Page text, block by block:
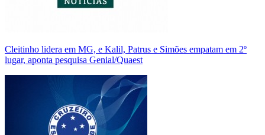
Cleitinho lidera em MG, e Kalil, Patrus e Simões empatam em 2º
lugar, aponta pesquisa Genial/Quaest